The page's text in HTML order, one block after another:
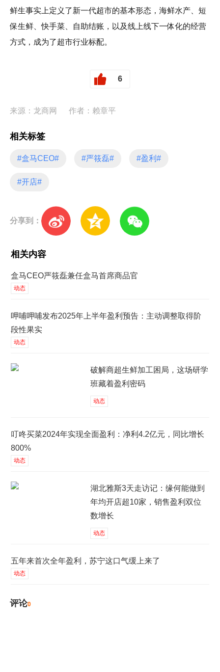
鲜生事实上定义了新一代超市的基本形态，海鲜水产、短
保生鲜、快手菜、自助结账，以及线上线下一体化的经营
方式，成为了超市行业标配。
6
来源：龙商网 作者：赖章平
相关标签
#盒马CEO# #严筱磊# #盈利#
#开店#
分享到：
相关内容
盒马CEO严筱磊兼任盒马首席商品官
动态
呷哺呷哺发布2025年上半年盈利预告：主动调整取得阶
段性果实
动态
破解商超生鲜加工困局，这场研学
班藏着盈利密码
动态
叮咚买菜2024年实现全面盈利：净利4.2亿元，同比增长
800%
动态
湖北雅斯3天走访记：缘何能做到
年均开店超10家，销售盈利双位
数增长
动态
五年来首次全年盈利，苏宁这口气缓上来了
动态
评论0